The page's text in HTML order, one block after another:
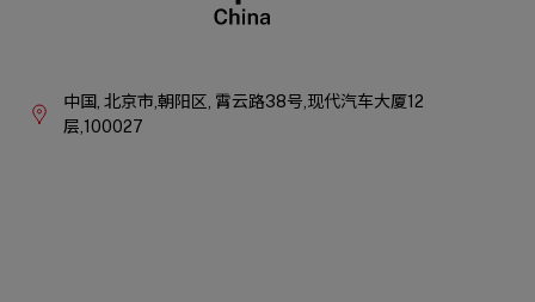
中国, 北京市,朝阳区, 霄云路38号,现代汽车大厦12
层,100027